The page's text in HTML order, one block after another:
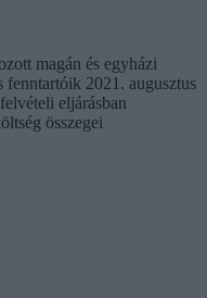
magán és egyházi
fenntartóik 2021. augusztus
eljárásban
összegei